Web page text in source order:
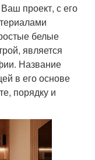
проект, с его
белые
является
Название
в его основе
порядку и